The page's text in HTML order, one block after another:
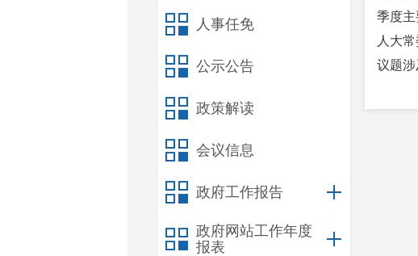
人事任免
公示公告
政策解读
会议信息
政府工作报告
政府网站工作年度
报表
季度
人大
议题涉